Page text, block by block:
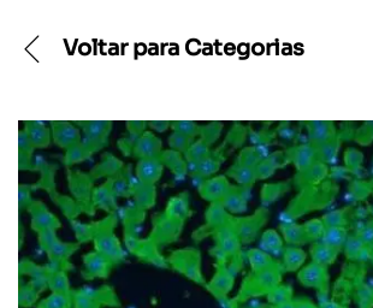
Voltar para Categorias